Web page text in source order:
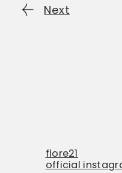
Next
flore21
official